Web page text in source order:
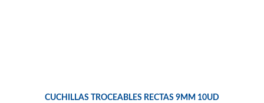
CUCHILLAS TROCEABLES RECTAS 9MM 10UD